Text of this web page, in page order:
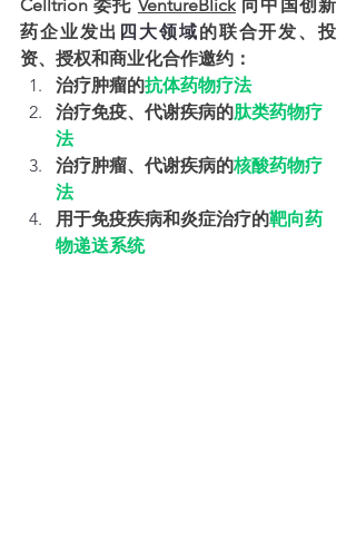
Celltrion 委托 VentureBlick 向中国创新
药企业发出 四大领域的联合开发、投
资、授权和商业化合作邀约：
治疗肿瘤的抗体药物疗法
治疗免疫、代谢疾病的肽类药物疗
法
治疗肿瘤、代谢疾病的核酸药物疗
法
用于免疫疾病和炎症治疗的靶向药
物递送系统